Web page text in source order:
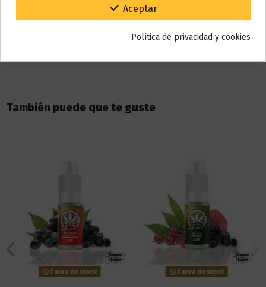
Detalles del producto
También puede que te guste
Fuera de stock Fuera de stock
Gracias por tu paciencia y por seguir confiando en nosotros.
Aceptar
Política de privacidad y cookies